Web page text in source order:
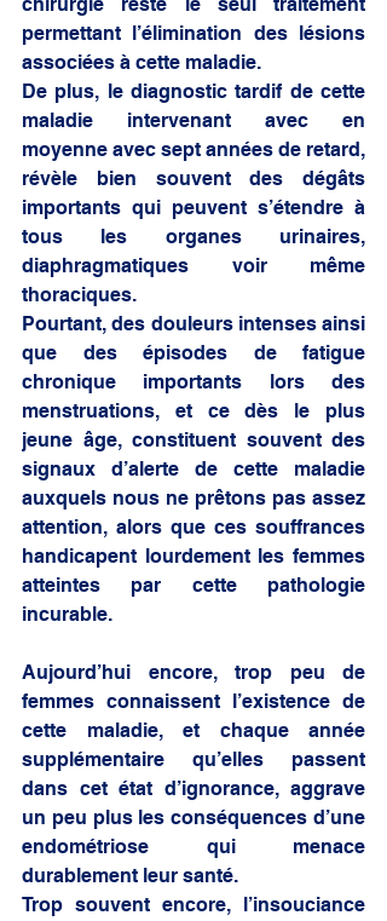
chirurgie reste le seul traitement
permettant l’élimination des lésions
associées à cette maladie.
De plus, le diagnostic tardif de cette
maladie intervenant avec en
moyenne avec sept années de retard,
révèle bien souvent des dégâts
importants qui peuvent s’étendre à
tous les organes urinaires,
diaphragmatiques voir même
thoraciques.
Pourtant, des douleurs intenses ainsi
que des épisodes de fatigue
chronique importants lors des
menstruations, et ce dès le plus
jeune âge, constituent souvent des
signaux d’alerte de cette maladie
auxquels nous ne prêtons pas assez
attention, alors que ces souffrances
handicapent lourdement les femmes
atteintes par cette pathologie
incurable.
Aujourd’hui encore, trop peu de
femmes connaissent l’existence de
cette maladie, et chaque année
supplémentaire qu’elles passent
dans cet état d’ignorance, aggrave
un peu plus les conséquences d’une
endométriose qui menace
durablement leur santé.
Trop souvent encore, l’insouciance